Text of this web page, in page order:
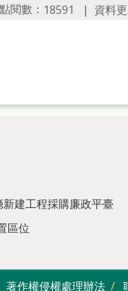
點閱數： 18591 資料
建工程採購廉政平臺
區位
著作權侵權處理辦法